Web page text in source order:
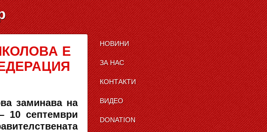
Е
заминава на
10 септември
НОВИНИ
ЗА НАС
КОНТАКТИ
ВИДЕО
DONATION